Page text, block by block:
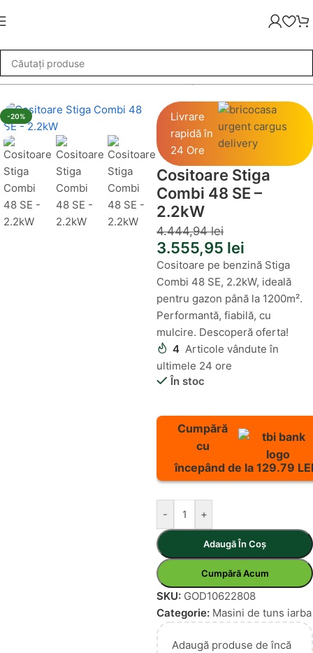
Masini de tuns iarba»Cositoare Stiga Combi 48 SE – 2.2kW
-20%
Livrare
rapidă în
24 Ore
Cositoare Stiga
Combi 48 SE –
2.2kW
4.444,94lei
3.555,95 lei
Cositoare pe benzină Stiga
Combi 48 SE, 2.2kW, ideală
pentru gazon până la 1200m².
Performantă, fiabilă, cu
mulcire. Descoperă oferta!
4 Articole vândute în
ultimele 24 ore
În stoc
Cumpără
cu
începând de la 129.79 LEI
- +
Adaugă În Coș
Cumpără Acum
SKU: GOD10622808
Categorie: Masini de tuns iarba
Adaugă produse de încă